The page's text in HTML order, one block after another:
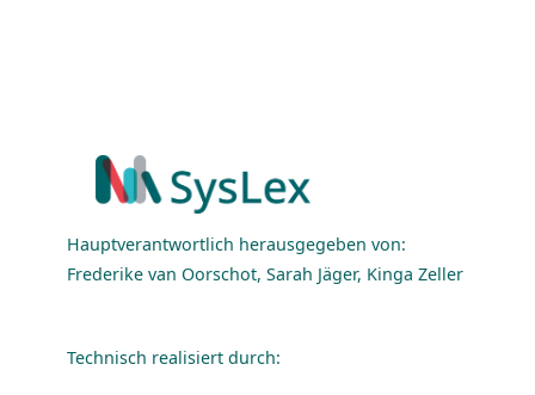
Hauptverantwortlich herausgegeben von:
Frederike van Oorschot, Sarah Jäger, Kinga Zeller
Technisch realisiert durch: